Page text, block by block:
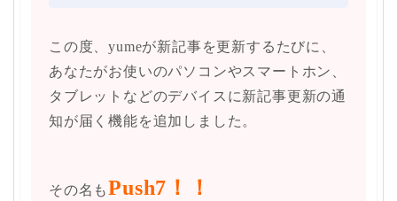
この度、yumeが新記事を更新するたびに、
あなたがお使いのパソコンやスマートホン、
タブレットなどのデバイスに新記事更新の通
知が届く機能を追加しました。
その名もPush7！！